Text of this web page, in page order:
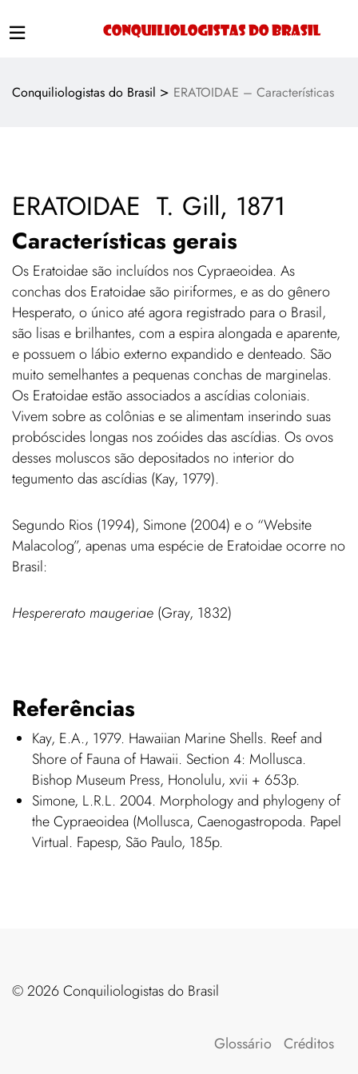
Conquiliologistas do Brasil > ERATOIDAE – Características
ERATOIDAE T. Gill, 1871
Características gerais
Os Eratoidae são incluídos nos Cypraeoidea. As
conchas dos Eratoidae são piriformes, e as do gênero
Hesperato, o único até agora registrado para o Brasil,
são lisas e brilhantes, com a espira alongada e aparente,
e possuem o lábio externo expandido e denteado. São
muito semelhantes a pequenas conchas de marginelas.
Os Eratoidae estão associados a ascídias coloniais.
Vivem sobre as colônias e se alimentam inserindo suas
probóscides longas nos zoóides das ascídias. Os ovos
desses moluscos são depositados no interior do
tegumento das ascídias (Kay, 1979).
Segundo Rios (1994), Simone (2004) e o “Website
Malacolog”, apenas uma espécie de Eratoidae ocorre no
Brasil:
Hespererato maugeriae (Gray, 1832)
Referências
Kay, E.A., 1979. Hawaiian Marine Shells. Reef and
Shore of Fauna of Hawaii. Section 4: Mollusca.
Bishop Museum Press, Honolulu, xvii + 653p.
Simone, L.R.L. 2004. Morphology and phylogeny of
the Cypraeoidea (Mollusca, Caenogastropoda. Papel
Virtual. Fapesp, São Paulo, 185p.
©️ 2026 Conquiliologistas do Brasil
Glossário Créditos